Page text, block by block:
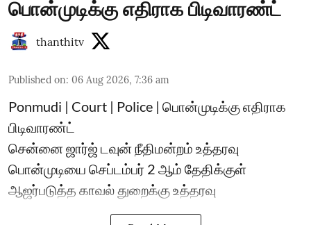
பொன்முடிக்கு எதிராக பிடிவாரண்ட்
thanthitv
Published on: 06 Aug 2026, 7:36 am
Ponmudi | Court | Police | பொன்முடிக்கு எதிராக
பிடிவாரண்ட்
சென்னை ஜார்ஜ் டவுன் நீதிமன்றம் உத்தரவு
பொன்முடியை செப்டம்பர் 2 ஆம் தேதிக்குள்
ஆஜர்படுத்த காவல் துறைக்கு உத்தரவு